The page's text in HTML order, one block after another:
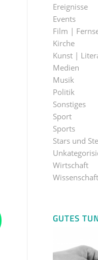
Ereignisse
Events
Film |
Kirche
Kunst |
Medien
Musik
Politik
Sonstiges
Sport
Sports
Stars und
Wirtschaft
Wissenschaft
GUTES